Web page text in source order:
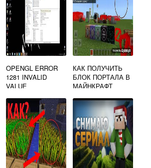
OPENGL ERROR
1281 INVALID
VALUE
ИСПРАВИТЬ
КАК ПОЛУЧИТЬ
БЛОК ПОРТАЛА В
МАЙНКРАФТ